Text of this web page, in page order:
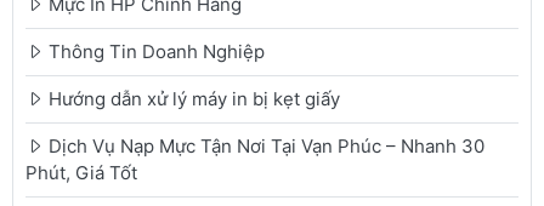
Thông Tin Doanh Nghiệp
Hướng dẫn xử lý máy in bị kẹt giấy
Dịch Vụ Nạp Mực Tận Nơi Tại Vạn Phúc – Nhanh 30
Phút, Giá Tốt